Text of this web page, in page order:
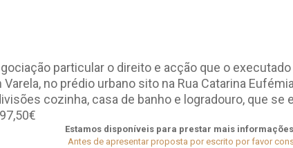
particular o direito e acção que o
no prédio urbano sito na Rua Catarina
cozinha, casa de banho e logradouro, que
Estamos disponíveis para prestar mais
Antes de apresentar proposta por escrito por favor